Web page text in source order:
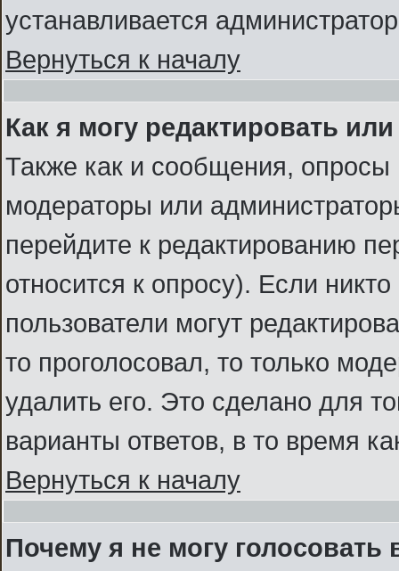
устанавливается
Вернуться к началу
Как я могу редактировать
Также как и сообщения, опросы
модераторы или
перейдите к редактированию
относится к опросу). Если
пользователи могут
то проголосовал, то только
удалить его. Это сделано для
варианты ответов, в то время
Вернуться к началу
Почему я не могу голосовать